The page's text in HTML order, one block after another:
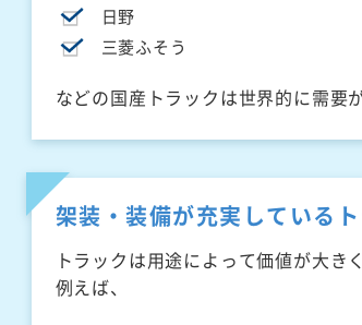
日野
三菱ふそう
などの国産トラックは世界的に需要
架装・装備が充実している
トラックは用途によって価値が大き
例えば、